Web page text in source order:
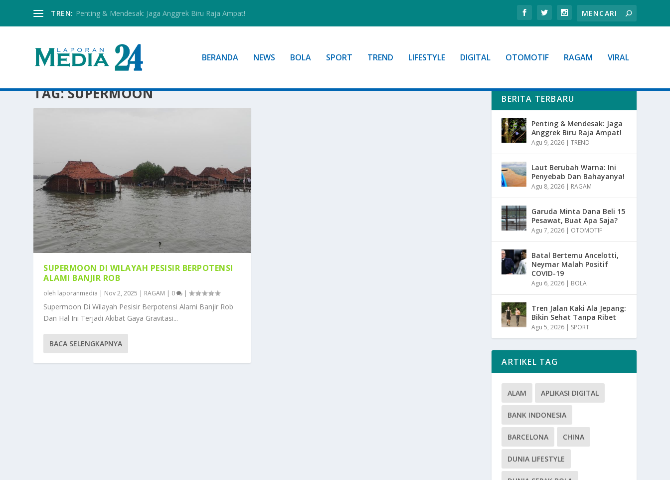
TREN: Penting & Mendesak: Jaga Anggrek Biru Raja Ampat!
BERANDA NEWS BOLA SPORT TREND LIFESTYLE DIGITAL OTOMOTIF RAGAM VIRAL
TAG:SUPERMOON
SUPERMOON DI WILAYAH PESISIR BERPOTENSI
ALAMI BANJIR ROB
oleh laporanmedia | Nov 2, 2025 | RAGAM | 0 |
Supermoon Di Wilayah Pesisir Berpotensi Alami Banjir Rob
Dan Hal Ini Terjadi Akibat Gaya Gravitasi...
BACA SELENGKAPNYA
BERITA TERBARU
Penting & Mendesak: Jaga
Anggrek Biru Raja Ampat!
Agu 9, 2026 |TREND
Laut Berubah Warna: Ini
Penyebab Dan Bahayanya!
Agu 8, 2026 | RAGAM
Garuda Minta Dana Beli 15
Pesawat, Buat Apa Saja?
Agu 7, 2026 | OTOMOTIF
Batal Bertemu Ancelotti,
Neymar Malah Positif
COVID-19
Agu 6, 2026 | BOLA
Tren Jalan Kaki Ala Jepang:
Bikin Sehat Tanpa Ribet
Agu 5, 2026 | SPORT
ARTIKEL TAG
ALAM APLIKASI DIGITAL
BANK INDONESIA
BARCELONA CHINA
DUNIA LIFESTYLE